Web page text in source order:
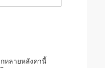
หลายหลังคานี้